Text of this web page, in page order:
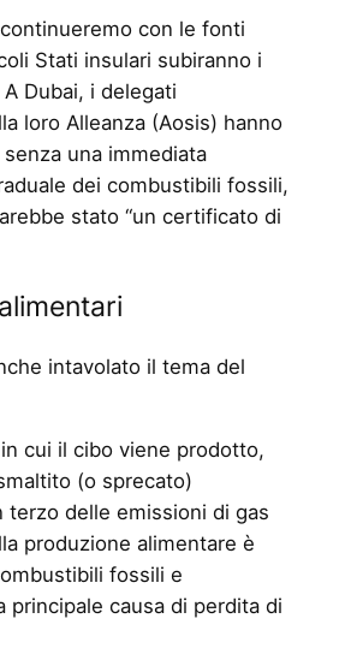
con le fonti
Stati insulari subiranno i
Dubai, i delegati
loro Alleanza (Aosis) hanno
una immediata
dei combustibili fossili,
stato “un certificato di
intavolato il tema del
cui il cibo viene prodotto,
(o sprecato)
terzo delle emissioni di gas
produzione alimentare è
fossili e
principale causa di perdita di